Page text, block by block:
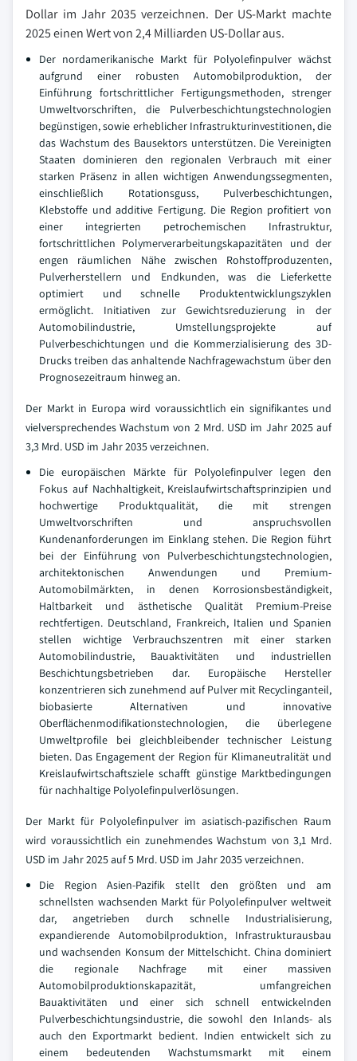
Dollar im Jahr 2035 verzeichnen. Der US-Markt machte
2025 einen Wert von 2,4 Milliarden US-Dollar aus.
Der nordamerikanische Markt für Polyolefinpulver wächst
aufgrund einer robusten Automobilproduktion, der
Einführung fortschrittlicher Fertigungsmethoden, strenger
Umweltvorschriften, die Pulverbeschichtungstechnologien
begünstigen, sowie erheblicher Infrastrukturinvestitionen, die
das Wachstum des Bausektors unterstützen. Die Vereinigten
Staaten dominieren den regionalen Verbrauch mit einer
starken Präsenz in allen wichtigen Anwendungssegmenten,
einschließlich Rotationsguss, Pulverbeschichtungen,
Klebstoffe und additive Fertigung. Die Region profitiert von
einer integrierten petrochemischen Infrastruktur,
fortschrittlichen Polymerverarbeitungskapazitäten und der
engen räumlichen Nähe zwischen Rohstoffproduzenten,
Pulverherstellern und Endkunden, was die Lieferkette
optimiert und schnelle Produktentwicklungszyklen
ermöglicht. Initiativen zur Gewichtsreduzierung in der
Automobilindustrie, Umstellungsprojekte auf
Pulverbeschichtungen und die Kommerzialisierung des 3D-
Drucks treiben das anhaltende Nachfragewachstum über den
Prognosezeitraum hinweg an.
Der Markt in Europa wird voraussichtlich ein signifikantes und
vielversprechendes Wachstum von 2 Mrd. USD im Jahr 2025 auf
3,3 Mrd. USD im Jahr 2035 verzeichnen.
Die europäischen Märkte für Polyolefinpulver legen den
Fokus auf Nachhaltigkeit, Kreislaufwirtschaftsprinzipien und
hochwertige Produktqualität, die mit strengen
Umweltvorschriften und anspruchsvollen
Kundenanforderungen im Einklang stehen. Die Region führt
bei der Einführung von Pulverbeschichtungstechnologien,
architektonischen Anwendungen und Premium-
Automobilmärkten, in denen Korrosionsbeständigkeit,
Haltbarkeit und ästhetische Qualität Premium-Preise
rechtfertigen. Deutschland, Frankreich, Italien und Spanien
stellen wichtige Verbrauchszentren mit einer starken
Automobilindustrie, Bauaktivitäten und industriellen
Beschichtungsbetrieben dar. Europäische Hersteller
konzentrieren sich zunehmend auf Pulver mit Recyclinganteil,
biobasierte Alternativen und innovative
Oberflächenmodifikationstechnologien, die überlegene
Umweltprofile bei gleichbleibender technischer Leistung
bieten. Das Engagement der Region für Klimaneutralität und
Kreislaufwirtschaftsziele schafft günstige Marktbedingungen
für nachhaltige Polyolefinpulverlösungen.
Der Markt für Polyolefinpulver im asiatisch-pazifischen Raum
wird voraussichtlich ein zunehmendes Wachstum von 3,1 Mrd.
USD im Jahr 2025 auf 5 Mrd. USD im Jahr 2035 verzeichnen.
Die Region Asien-Pazifik stellt den größten und am
schnellsten wachsenden Markt für Polyolefinpulver weltweit
dar, angetrieben durch schnelle Industrialisierung,
expandierende Automobilproduktion, Infrastrukturausbau
und wachsenden Konsum der Mittelschicht. China dominiert
die regionale Nachfrage mit einer massiven
Automobilproduktionskapazität, umfangreichen
Bauaktivitäten und einer sich schnell entwickelnden
Pulverbeschichtungsindustrie, die sowohl den Inlands- als
auch den Exportmarkt bedient. Indien entwickelt sich zu
einem bedeutenden Wachstumsmarkt mit einem